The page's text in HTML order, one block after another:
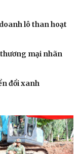
lô than hoạt
mại nhãn
đổi xanh